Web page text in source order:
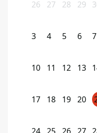
26 27 28 29
3 4 5 6 7
10 11 12 13
17 18 19 20